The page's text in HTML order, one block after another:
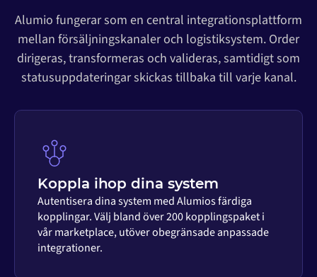
Alumio fungerar som en central integrationsplattform
mellan försäljningskanaler och logistiksystem. Order
dirigeras, transformeras och valideras, samtidigt som
statusuppdateringar skickas tillbaka till varje kanal.
Koppla ihop dina system
Autentisera dina system med Alumios färdiga
kopplingar. Välj bland över 200 kopplingspaket i
vår marketplace, utöver obegränsade anpassade
integrationer.